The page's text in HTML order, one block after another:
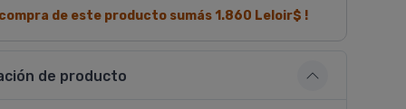
compra de este producto sumás 1.860 Leloir$ !
de producto